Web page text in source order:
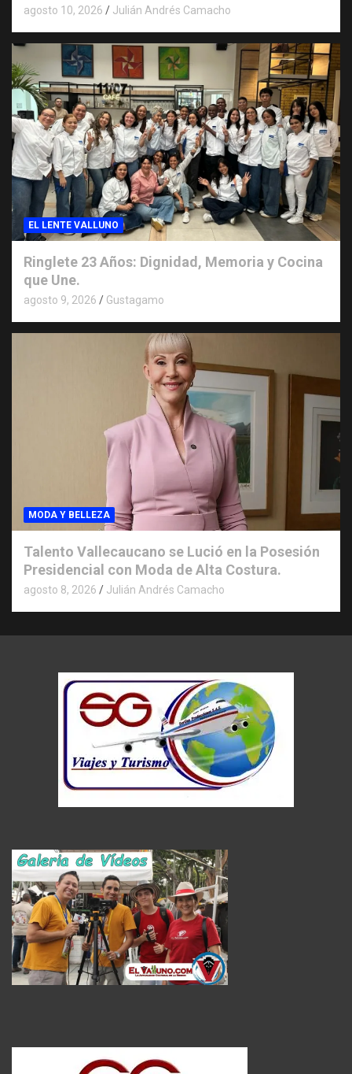
agosto 10, 2026 Julián Andrés Camacho
EL LENTE VALLUNO
Ringlete 23 Años: Dignidad, Memoria y Cocina
que Une.
agosto 9, 2026 Gustagamo
MODA Y BELLEZA
Talento Vallecaucano se Lució en la Posesión
Presidencial con Moda de Alta Costura.
agosto 8, 2026 Julián Andrés Camacho